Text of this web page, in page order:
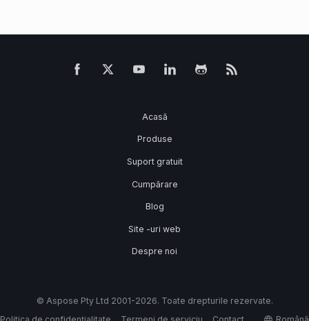
Acasă
Produse
Suport gratuit
Cumpărare
Blog
Site -uri web
Despre noi
© Aspose Pty Ltd 2001-2026. Toate drepturile rezervate.